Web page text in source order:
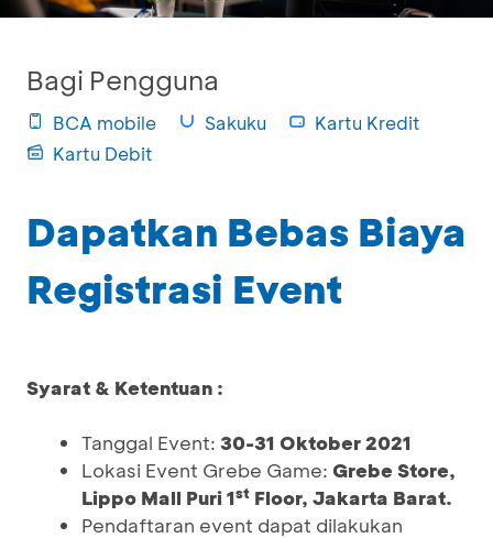
Bagi Pengguna
BCA mobile Sakuku
Kartu Kredit
Kartu Debit
Dapatkan Bebas Biaya
Registrasi Event
Syarat & Ketentuan :
Tanggal Event: 30-31 Oktober 2021
Lokasi Event Grebe Game: Grebe Store,
Lippo Mall Puri 1st Floor, Jakarta Barat.
Pendaftaran event dapat dilakukan